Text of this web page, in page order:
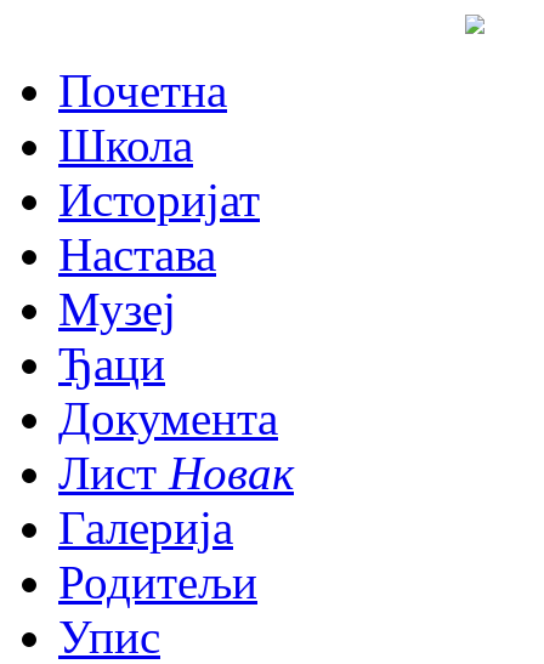
Почетна
Школа
Историјат
Настава
Музеј
Ђаци
Документа
Лист Новак
Галерија
Родитељи
Упис